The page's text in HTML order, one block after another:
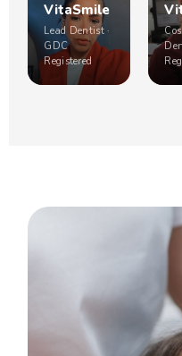
VitaSmile
Lead Dentist ·
GDC
Registered